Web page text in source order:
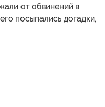
от обвинений в
посыпались догадки,